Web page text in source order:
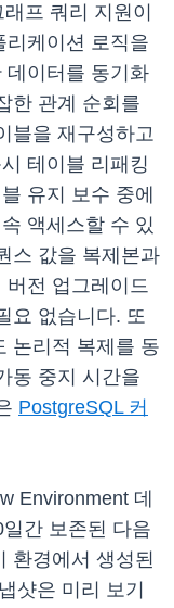
프 쿼리 지원이
리케이션 로직을
데이터를 동기화
한 관계 순회를
블을 재구성하고
테이블 리패킹
유지 보수 중에
액세스할 수 있
스 값을 복제본과
버전 업그레이드
요 없습니다. 또
논리적 복제를 동
동 중지 시간을
PostgreSQL 커
Environment 데
간 보존된 다음
환경에서 생성된
샷은 미리 보기